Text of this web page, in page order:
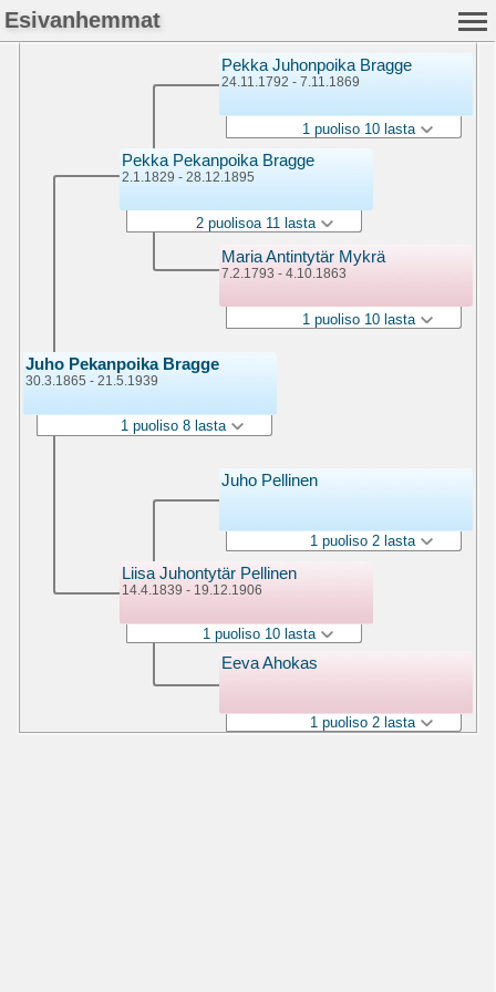
Esivanhemmat
Juho Pekanpoika Bragge
30.3.1865 - 21.5.1939
1 puoliso 8 lasta
Pekka Pekanpoika Bragge
2.1.1829 - 28.12.1895
2 puolisoa 11 lasta
Liisa Juhontytär Pellinen
14.4.1839 - 19.12.1906
1 puoliso 10 lasta
Pekka Juhonpoika Bragge
24.11.1792 - 7.11.1869
1 puoliso 10 lasta
Maria Antintytär Mykrä
7.2.1793 - 4.10.1863
1 puoliso 10 lasta
Juho Pellinen
1 puoliso 2 lasta
Eeva Ahokas
1 puoliso 2 lasta